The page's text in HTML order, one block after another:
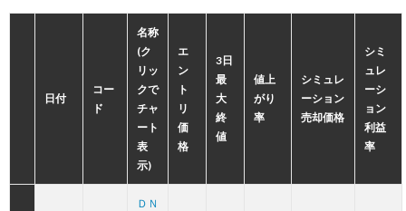
日付
コー
ド
名称
(ク
リッ
クで
チャ
ート
表
示)
エ
ン
ト
リ
価
格
3日
最
大
終
値
値上
がり
率
シミュレ
ーション
売却価格
シミ
ュレ
ーシ
ョン
利益
率
ＤＮ